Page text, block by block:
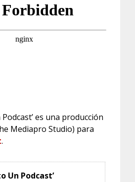
Podcast’ es una producción
Mediapro Studio) para
.
Un Podcast’